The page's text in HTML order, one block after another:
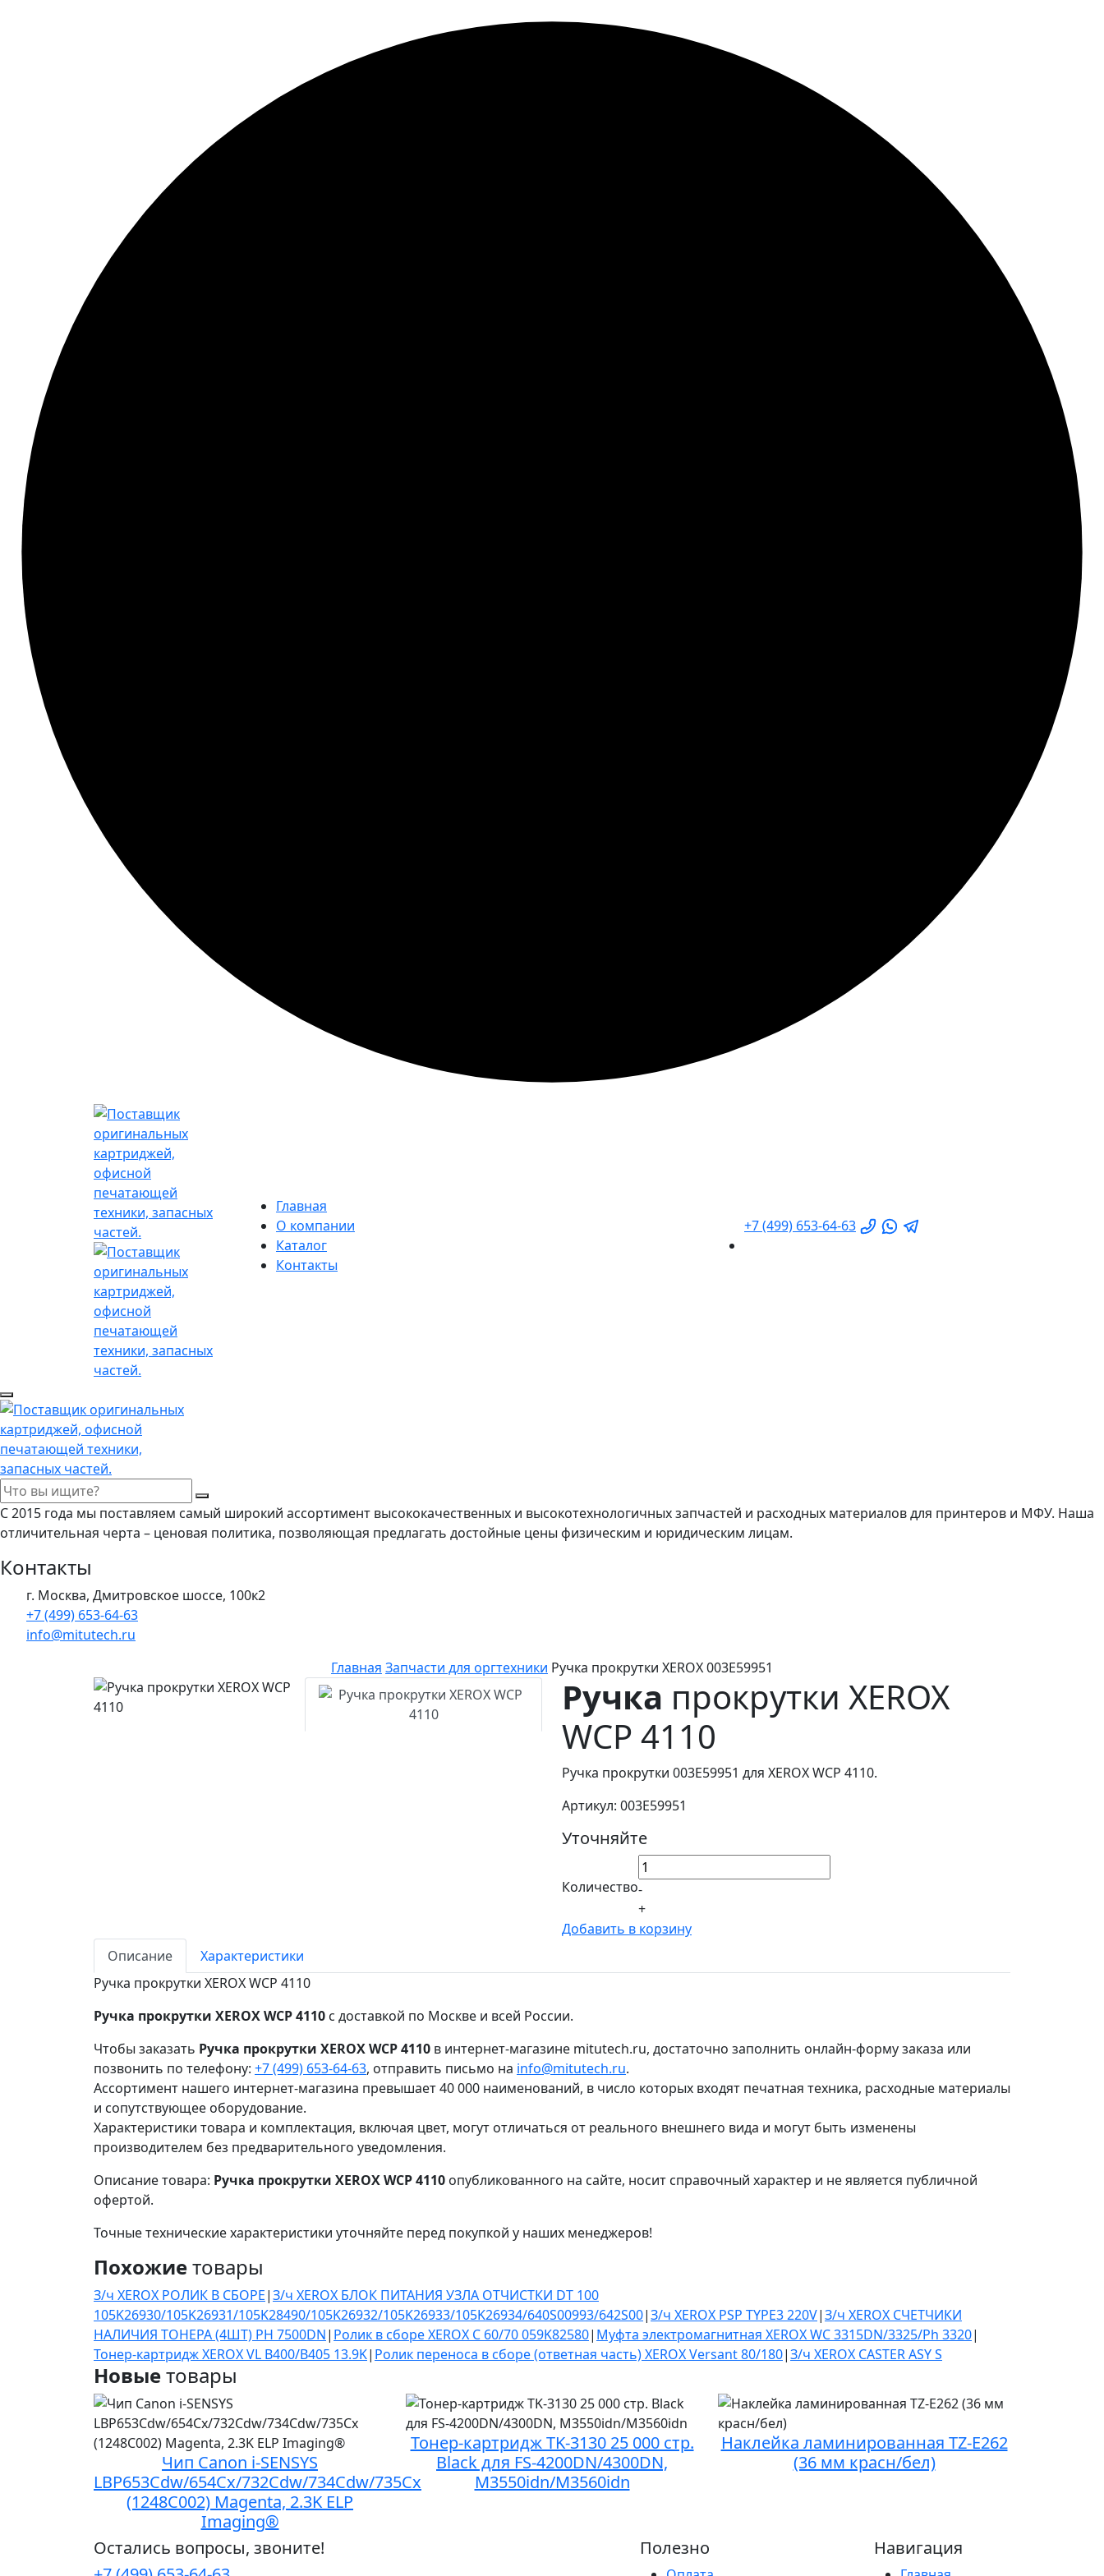
Главная
О компании
Каталог
Контакты
+7 (499) 653-64-63
С 2015 года мы поставляем самый широкий ассортимент высококачественных и высокотехнологичных запчастей и расходных материалов для принтеров и МФУ. Наша
отличительная черта – ценовая политика, позволяющая предлагать достойные цены физическим и юридическим лицам.
Контакты
г. Москва, Дмитровское шоссе, 100к2
+7 (499) 653-64-63
info@mitutech.ru
Главная Запчасти для оргтехники Ручка прокрутки XEROX 003E59951
Ручка прокрутки XEROX
WCP 4110
Ручка прокрутки 003E59951 для XEROX WCP 4110.
Артикул: 003E59951
Уточняйте
Количество-
+
Добавить в корзину
Описание
Характеристики
Ручка прокрутки XEROX WCP 4110
Ручка прокрутки XEROX WCP 4110 с доставкой по Москве и всей России.
Чтобы заказать Ручка прокрутки XEROX WCP 4110 в интернет-магазине mitutech.ru, достаточно заполнить онлайн-форму заказа или
позвонить по телефону: +7 (499) 653-64-63, отправить письмо на info@mitutech.ru.
Ассортимент нашего интернет-магазина превышает 40 000 наименований, в число которых входят печатная техника, расходные материалы
и сопутствующее оборудование.
Характеристики товара и комплектация, включая цвет, могут отличаться от реального внешнего вида и могут быть изменены
производителем без предварительного уведомления.
Описание товара: Ручка прокрутки XEROX WCP 4110 опубликованного на сайте, носит справочный характер и не является публичной
офертой.
Точные технические характеристики уточняйте перед покупкой у наших менеджеров!
Похожиетовары
З/ч XEROX РОЛИК В СБОРЕ|З/ч XEROX БЛОК ПИТАНИЯ УЗЛА ОТЧИСТКИ DT 100
105K26930/105K26931/105K28490/105K26932/105K26933/105K26934/640S00993/642S00|З/ч XEROX PSP TYPE3 220V|З/ч XEROX СЧЕТЧИКИ
НАЛИЧИЯ ТОНЕРА (4ШТ) PH 7500DN| Ролик в сборе XEROX C 60/70 059K82580| Муфта электромагнитная XEROX WC 3315DN/3325/Ph 3320|
Тонер-картридж XEROX VL B400/B405 13.9K| Ролик переноса в сборе (ответная часть) XEROX Versant 80/180|З/ч XEROX CASTER ASY S
Новыетовары
Чип Canon i-SENSYS
LBP653Cdw/654Cx/732Cdw/734Cdw/735Cx
(1248C002) Magenta, 2.3K ELP
Imaging®
Тонер-картридж TK-3130 25 000 стр.
Black для FS-4200DN/4300DN,
M3550idn/M3560idn
Наклейка ламинированная TZ-E262
(36 мм красн/бел)
Остались вопросы, звоните!
Полезно Навигация